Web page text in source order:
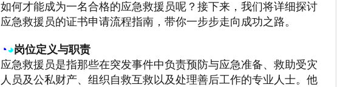
如何才能成为一名合格的应急救援员呢？接下来，我们将详细探讨
应急救援员的证书申请流程指南，带你一步步走向成功之路。
◔◕岗位定义与职责
应急救援员是指那些在突发事件中负责预防与应急准备、救助受灾
人员及公私财产、组织自救互救以及处理善后工作的专业人士。他